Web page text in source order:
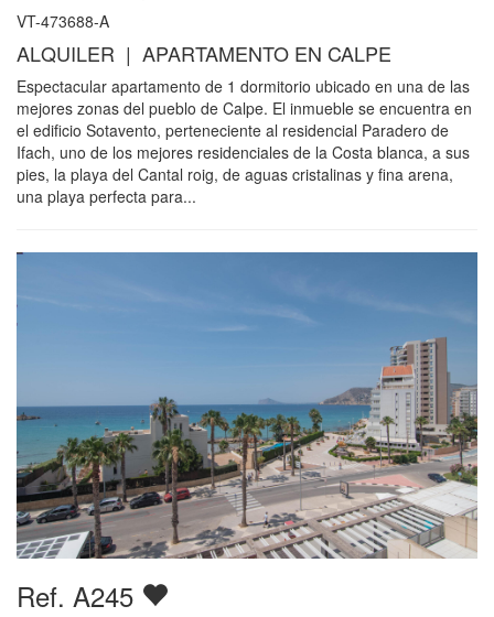
VT-473688-A
ALQUILER | APARTAMENTO EN CALPE
Espectacular apartamento de 1 dormitorio ubicado en una de las
mejores zonas del pueblo de Calpe. El inmueble se encuentra en
el edificio Sotavento, perteneciente al residencial Paradero de
Ifach, uno de los mejores residenciales de la Costa blanca, a sus
pies, la playa del Cantal roig, de aguas cristalinas y fina arena,
una playa perfecta para...
Ref. A245